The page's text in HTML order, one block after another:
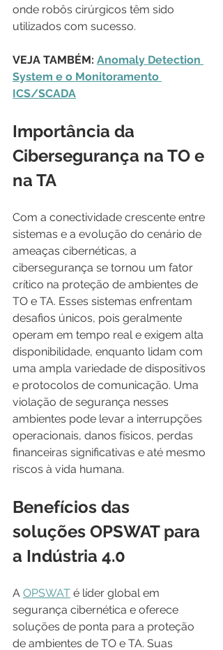
onde robôs cirúrgicos têm sido
utilizados com sucesso.
VEJA TAMBÉM: Anomaly Detection
System e o Monitoramento
ICS/SCADA
Importância da
Cibersegurança na TO e
na TA
Com a conectividade crescente entre
sistemas e a evolução do cenário de
ameaças cibernéticas, a
cibersegurança se tornou um fator
crítico na proteção de ambientes de
TO e TA. Esses sistemas enfrentam
desafios únicos, pois geralmente
operam em tempo real e exigem alta
disponibilidade, enquanto lidam com
uma ampla variedade de dispositivos
e protocolos de comunicação. Uma
violação de segurança nesses
ambientes pode levar a interrupções
operacionais, danos físicos, perdas
financeiras significativas e até mesmo
riscos à vida humana.
Benefícios das
soluções OPSWAT para
a Indústria 4.0
A OPSWAT é líder global em
segurança cibernética e oferece
soluções de ponta para a proteção
de ambientes de TO e TA. Suas